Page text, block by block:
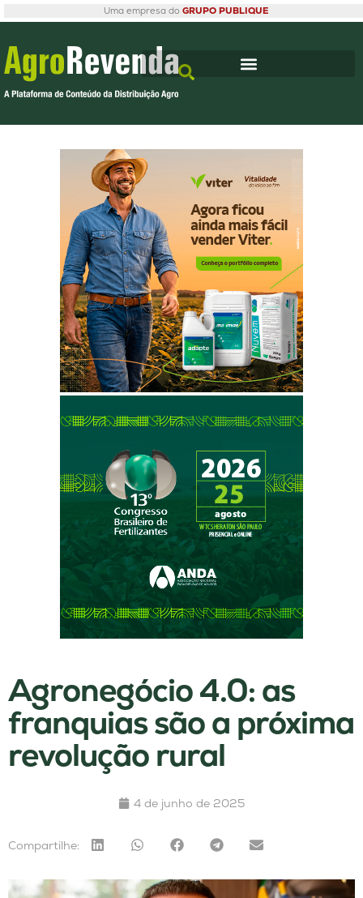
Uma empresa do GRUPO PUBLIQUE
Agronegócio 4.0: as
franquias são a próxima
revolução rural
4 de junho de 2025
Compartilhe: